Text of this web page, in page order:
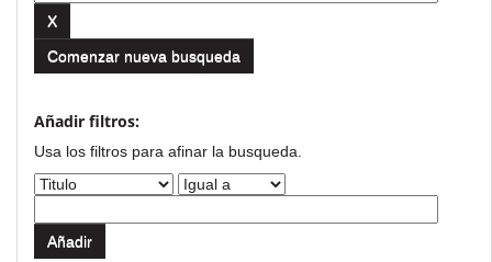
Comenzar nueva busqueda
Añadir filtros:
Usa los filtros para afinar la busqueda.